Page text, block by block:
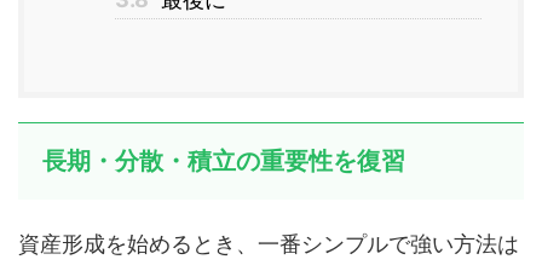
長期・分散・積立の重要性を復習
資産形成を始めるとき、一番シンプルで強い方法は